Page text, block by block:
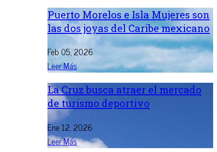
Puerto Morelos e Isla Mujeres son
las dos joyas del Caribe mexicano
Feb 05, 2026
Leer Más
La Cruz busca atraer el mercado
de turismo deportivo
Ene 12, 2026
Leer Más